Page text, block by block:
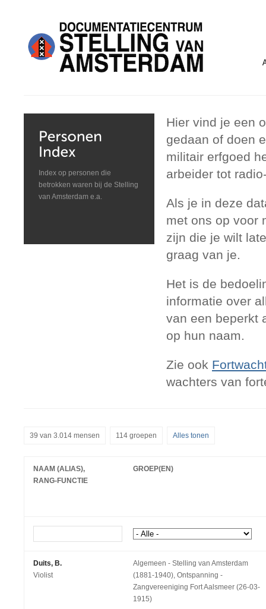
Index op personen die
betrokken waren bij de Stelling
van Amsterdam e.a.
Hier vind je een
gedaan of doen
militair erfgoed
arbeider tot
Als je in deze
met ons op voor
zijn die je wilt
graag van je.
Het is de
informatie over
van een beperkt
op hun naam.
Zie ook
wachters van
39 van 3.014 mensen 114 groepen Alles tonen
NAAM (ALIAS),
RANG-FUNCTIE
GROEP(EN)
Duits, B.
Violist
Algemeen - Stelling van Amsterdam
(1881-1940), Ontspanning -
Zangvereeniging Fort Aalsmeer (26-03-
1915)